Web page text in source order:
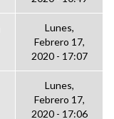
Lunes,
Febrero 17,
2020 - 17:07
Lunes,
Febrero 17,
2020 - 17:06